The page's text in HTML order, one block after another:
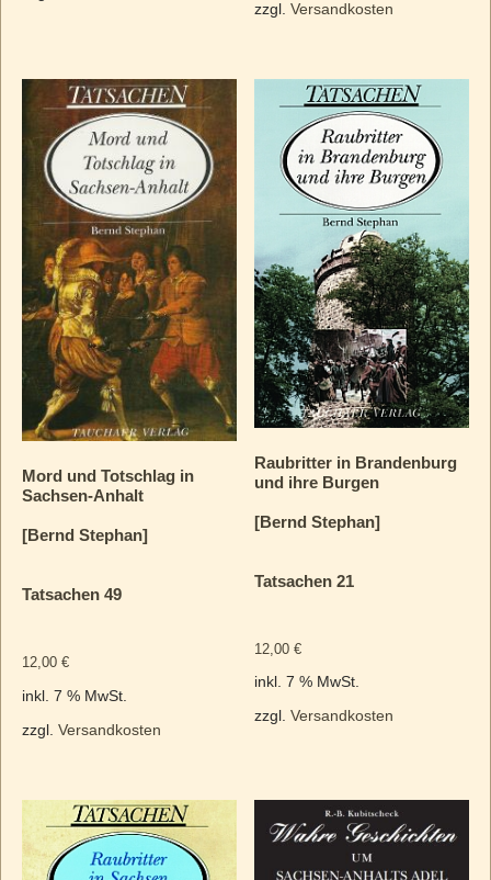
zzgl.Versandkosten
Mord und Totschlag in
Sachsen-Anhalt
[Bernd Stephan]
Tatsachen 49
12,00 €
inkl. 7 % MwSt.
zzgl. Versandkosten
Raubritter in Brandenburg
und ihre Burgen
[Bernd Stephan]
Tatsachen 21
12,00€
inkl. 7 % MwSt.
zzgl.Versandkosten